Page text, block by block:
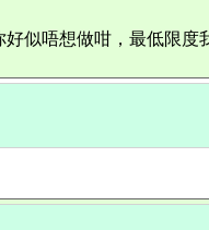
似唔想做咁，最低限